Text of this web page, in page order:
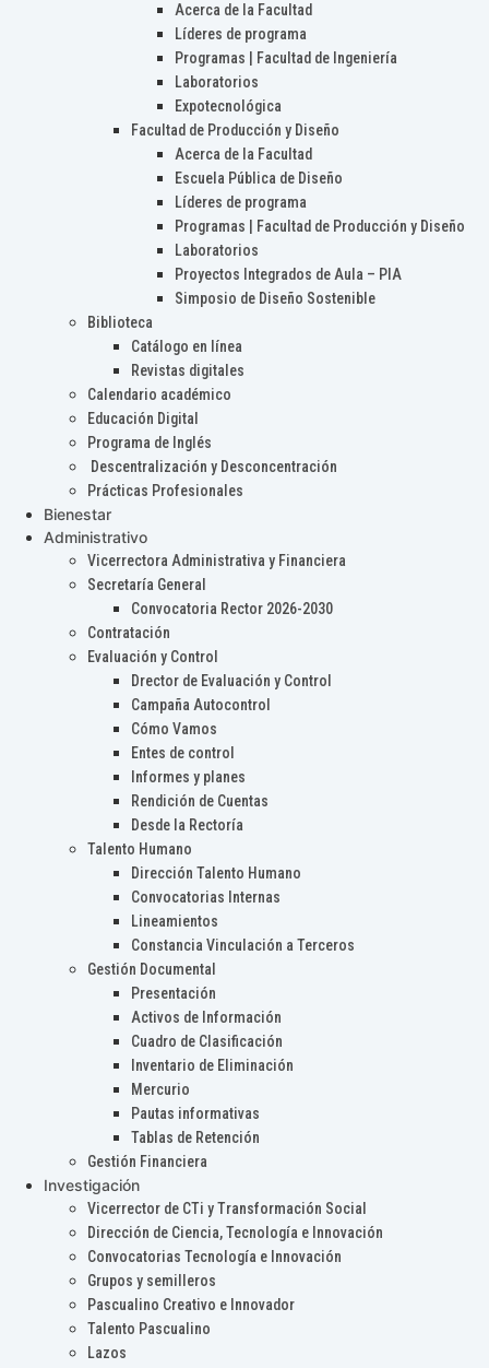
Acerca de la Facultad
Líderes de programa
Programas | Facultad de Ingeniería
Laboratorios
Expotecnológica
Facultad de Producción y Diseño
Acerca de la Facultad
Escuela Pública de Diseño
Líderes de programa
Programas | Facultad de Producción y Diseño
Laboratorios
Proyectos Integrados de Aula – PIA
Simposio de Diseño Sostenible
Biblioteca
Catálogo en línea
Revistas digitales
Calendario académico
Educación Digital
Programa de Inglés
Descentralización y Desconcentración
Prácticas Profesionales
Bienestar
Administrativo
Vicerrectora Administrativa y Financiera
Secretaría General
Convocatoria Rector 2026-2030
Contratación
Evaluación y Control
Drector de Evaluación y Control
Campaña Autocontrol
Cómo Vamos
Entes de control
Informes y planes
Rendición de Cuentas
Desde la Rectoría
Talento Humano
Dirección Talento Humano
Convocatorias Internas
Lineamientos
Constancia Vinculación a Terceros
Gestión Documental
Presentación
Activos de Información
Cuadro de Clasificación
Inventario de Eliminación
Mercurio
Pautas informativas
Tablas de Retención
Gestión Financiera
Investigación
Vicerrector de CTi y Transformación Social
Dirección de Ciencia, Tecnología e Innovación
Convocatorias Tecnología e Innovación
Grupos y semilleros
Pascualino Creativo e Innovador
Talento Pascualino
Lazos